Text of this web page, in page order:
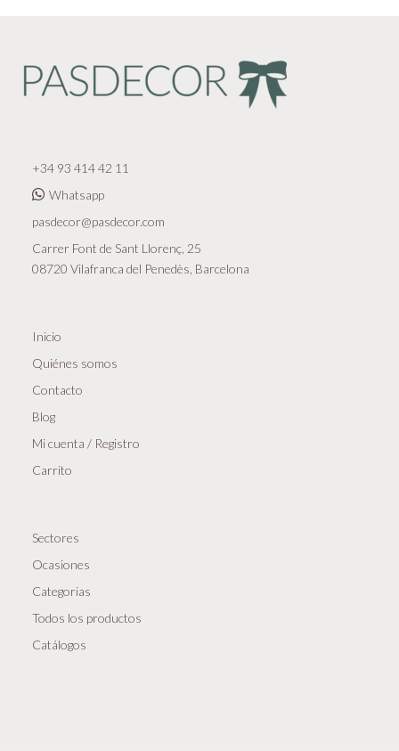
+34 93 414 42 11
Whatsapp
pasdecor@pasdecor.com
Carrer Font de Sant Llorenç, 25
08720 Vilafranca del Penedès, Barcelona
Inicio
Quiénes somos
Contacto
Blog
Mi cuenta / Registro
Carrito
Sectores
Ocasiones
Categorias
Todos los productos
Catálogos